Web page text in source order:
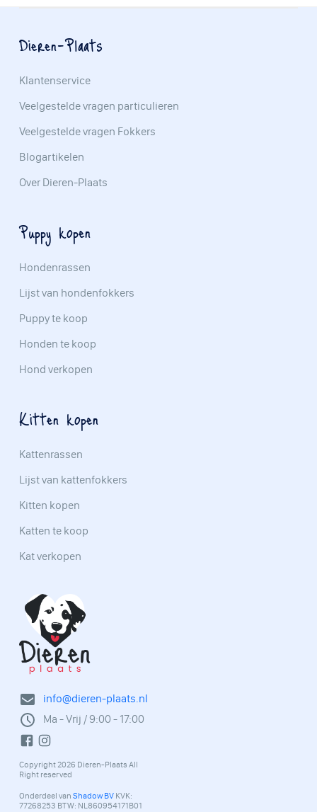
info@dieren-plaats.nl
Ma - Vrij / 9:00 - 17:00
Copyright 2026 Dieren-Plaats All
Right reserved
Onderdeel van Shadow BV KVK:
77268253 BTW: NL860954171B01
Dieren-Plaats
Klantenservice
Veelgestelde vragen particulieren
Veelgestelde vragen Fokkers
Blogartikelen
Over Dieren-Plaats
Puppy kopen
Hondenrassen
Lijst van hondenfokkers
Puppy te koop
Honden te koop
Hond verkopen
Kitten kopen
Kattenrassen
Lijst van kattenfokkers
Kitten kopen
Katten te koop
Kat verkopen